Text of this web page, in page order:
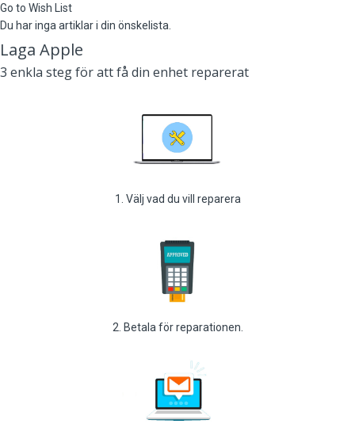
Go to Wish List
Du har inga artiklar i din önskelista.
Laga Apple
3 enkla steg för att få din enhet reparerat
1. Välj vad du vill reparera
2. Betala för reparationen.